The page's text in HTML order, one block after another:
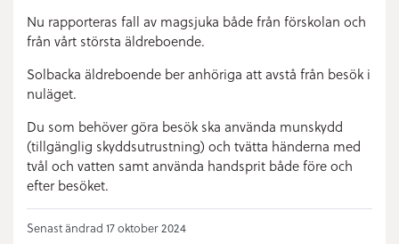
Nu rapporteras fall av magsjuka både från förskolan och
från vårt största äldreboende.
Solbacka äldreboende ber anhöriga att avstå från besök i
nuläget.
Du som behöver göra besök ska använda munskydd
(tillgänglig skyddsutrustning) och tvätta händerna med
tvål och vatten samt använda handsprit både före och
efter besöket.
Senast ändrad 17 oktober 2024